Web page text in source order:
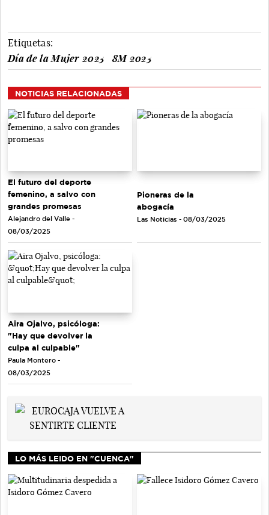
Etiquetas:
Día de la Mujer 2025
8M 2025
NOTICIAS RELACIONADAS
El futuro del deporte
femenino, a salvo con
grandes promesas
Alejandro del Valle -
08/03/2025
Pioneras de la
abogacía
Las Noticias - 08/03/2025
Aira Ojalvo, psicóloga:
"Hay que devolver la
culpa al culpable"
Paula Montero -
08/03/2025
LO MÁS LEIDO EN "CUENCA"